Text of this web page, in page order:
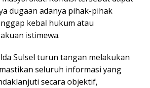
dugaan adanya pihak-pihak
kebal hukum atau
istimewa.
Sulsel turun tangan melakukan
seluruh informasi yang
secara objektif,